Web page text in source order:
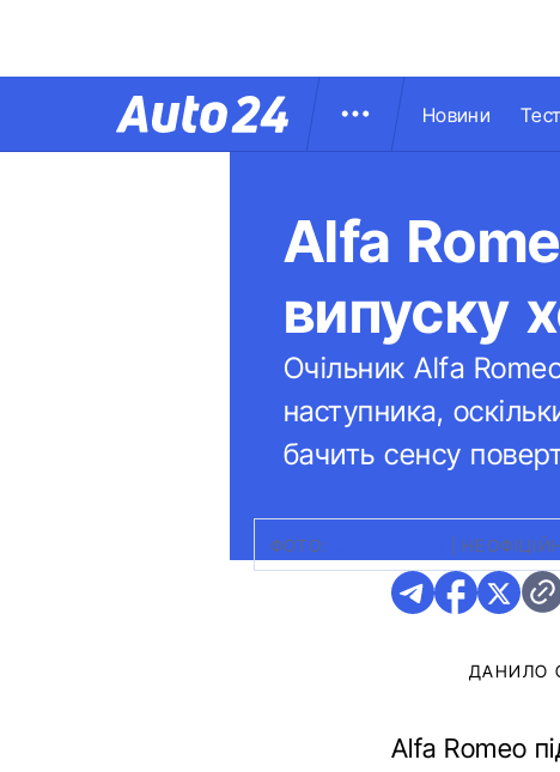
Новини
Alfa
випуску
Очільник Alfa
наступника,
бачить сенсу
ФОТО:
ДАНИЛО
Alfa Romeo